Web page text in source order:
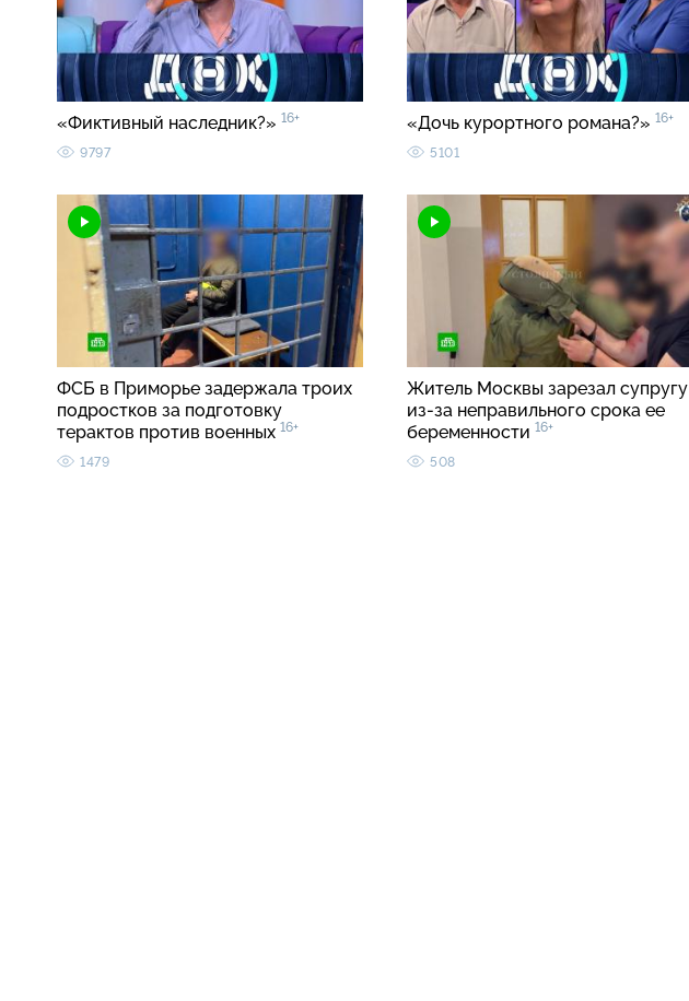
«Фиктивный наследник?» 16+
9797
«Дочь курортного романа?» 16+
5101
ФСБ в Приморье задержала троих
подростков за подготовку
терактов против военных 16+
1479
Житель Москвы зарезал супругу
из-за неправильного срока ее
беременности 16+
508